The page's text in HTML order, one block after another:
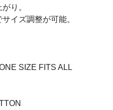
り。
イズ調整が可能。
SIZE FITS ALL